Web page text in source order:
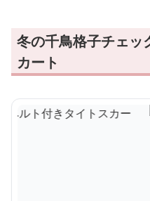
冬の千鳥格子チェッ
カート